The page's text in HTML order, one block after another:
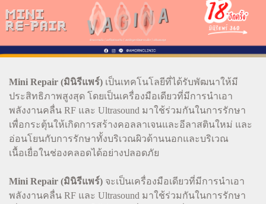
Mini Repair (มินิรีแพร์) เป็นเทคโนโลยีที่ได้รับพัฒนาให้มี
ประสิทธิภาพสูงสุด โดยเป็นเครื่องมือเดียวที่มีการนำเอา
พลังงานคลื่น RF และ Ultrasound มาใช้ร่วมกันในการรักษา
เพื่อกระตุ้นให้เกิดการสร้างคอลลาเจนและอีลาสตินใหม่ และ
อ่อนโยนกับการรักษาทั้งบริเวณผิวด้านนอกและบริเวณ
เนื้อเยื่อในช่องคลอดได้อย่างปลอดภัย
Mini Repair (มินิรีแพร์) จะเป็นเครื่องมือเดียวที่มีการนำเอา
พลังงานคลื่น RF และ Ultrasound มาใช้ร่วมกันในการรักษา